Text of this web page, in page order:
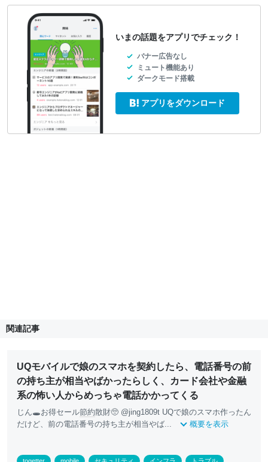
いまの話題をアプリでチェック！
バナー広告なし
ミュート機能あり
ダークモード搭載
アプリをダウンロード
関連記事
UQモバイルで娘のスマホを契約したら、電話番号の前
の持ち主が相当やばかったらしく、カード会社や金融
系の怖い人からめっちゃ電話かかってくる
じん🕳お得セール節約散財🥺 @jing1809t UQで娘のスマホ作ったん
だけど、前の電話番号の持ち主が相当やば...
概要を表示